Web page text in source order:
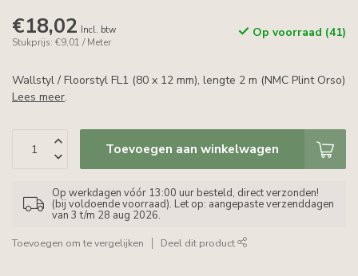
€18,02 Incl. btw
Stukprijs: €9,01 / Meter
Op voorraad (41)
Wallstyl / Floorstyl FL1 (80 x 12 mm), lengte 2 m (NMC Plint Orso)
Lees meer.
Toevoegen aan winkelwagen
Op werkdagen vóór 13:00 uur besteld, direct verzonden!
(bij voldoende voorraad). Let op: aangepaste verzenddagen
van 3 t/m 28 aug 2026.
Toevoegen om te vergelijken Deel dit product